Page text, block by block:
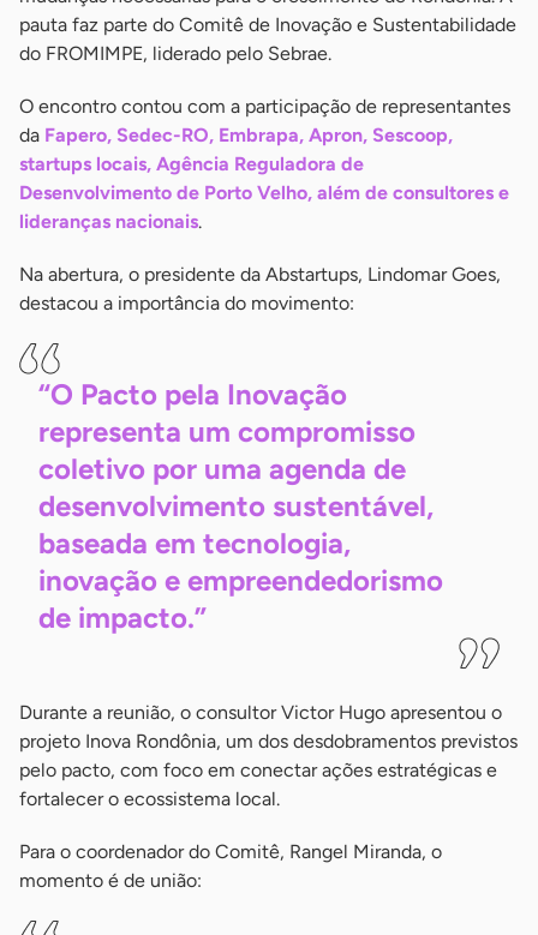
pauta faz parte do Comitê de Inovação e Sustentabilidade
do FROMIMPE, liderado pelo Sebrae.
O encontro contou com a participação de representantes
da Fapero, Sedec-RO, Embrapa, Apron, Sescoop,
startups locais, Agência Reguladora de
Desenvolvimento de Porto Velho, além de consultores e
lideranças nacionais.
Na abertura, o presidente da Abstartups, Lindomar Goes,
destacou a importância do movimento:
“O Pacto pela Inovação
representa um compromisso
coletivo por uma agenda de
desenvolvimento sustentável,
baseada em tecnologia,
inovação e empreendedorismo
de impacto.”
Durante a reunião, o consultor Victor Hugo apresentou o
projeto Inova Rondônia, um dos desdobramentos previstos
pelo pacto, com foco em conectar ações estratégicas e
fortalecer o ecossistema local.
Para o coordenador do Comitê, Rangel Miranda, o
momento é de união: